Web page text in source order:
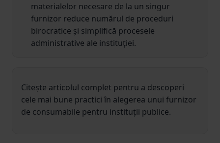
materialelor necesare de la un singur
furnizor reduce numărul de proceduri
birocratice și simplifică procesele
administrative ale instituției.
Citește articolul complet pentru a descoperi
cele mai bune practici în alegerea unui furnizor
de consumabile pentru instituții publice.